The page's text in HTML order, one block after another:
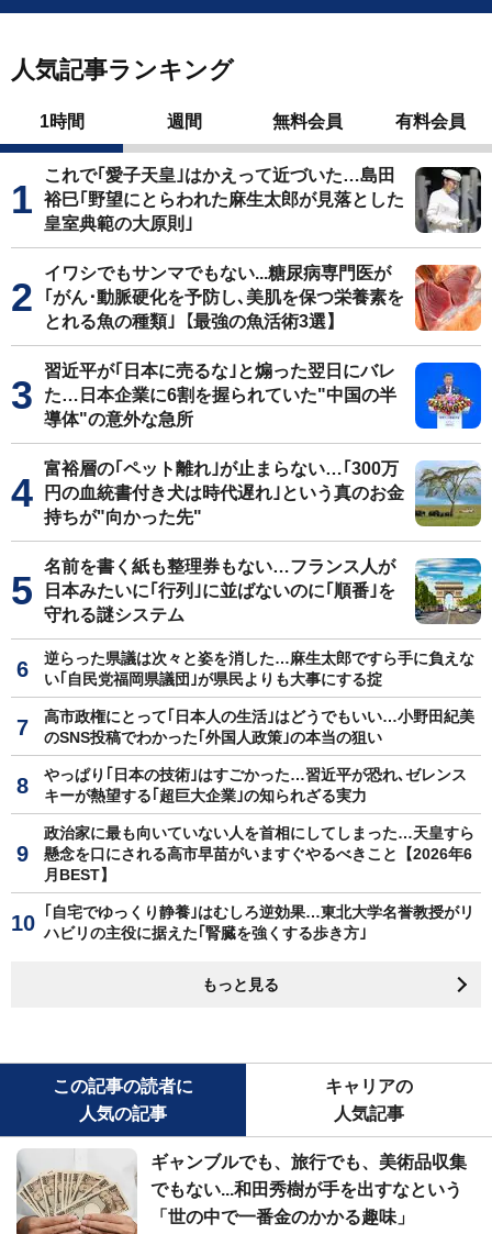
人気記事ランキング
1時間 週間 無料会員 有料会員
これで｢愛子天皇｣はかえって近づいた…島田
裕巳｢野望にとらわれた麻生太郎が見落とした
皇室典範の大原則｣
イワシでもサンマでもない...糖尿病専門医が
｢がん･動脈硬化を予防し､美肌を保つ栄養素を
とれる魚の種類｣【最強の魚活術3選】
習近平が｢日本に売るな｣と煽った翌日にバレ
た…日本企業に6割を握られていた"中国の半
導体"の意外な急所
富裕層の｢ペット離れ｣が止まらない…｢300万
円の血統書付き犬は時代遅れ｣という真のお金
持ちが"向かった先"
名前を書く紙も整理券もない…フランス人が
日本みたいに｢行列｣に並ばないのに｢順番｣を
守れる謎システム
逆らった県議は次々と姿を消した…麻生太郎ですら手に負えな
い｢自民党福岡県議団｣が県民よりも大事にする掟
高市政権にとって｢日本人の生活｣はどうでもいい…小野田紀美
のSNS投稿でわかった｢外国人政策｣の本当の狙い
やっぱり｢日本の技術｣はすごかった…習近平が恐れ､ゼレンス
キーが熱望する｢超巨大企業｣の知られざる実力
政治家に最も向いていない人を首相にしてしまった…天皇すら
懸念を口にされる高市早苗がいますぐやるべきこと【2026年6
月BEST】
｢自宅でゆっくり静養｣はむしろ逆効果…東北大学名誉教授がリ
ハビリの主役に据えた｢腎臓を強くする歩き方｣
もっと見る
この記事の読者に
人気の記事
キャリアの
人気記事
ギャンブルでも、旅行でも、美術品収集
でもない...和田秀樹が手を出すなという
「世の中で一番金のかかる趣味」